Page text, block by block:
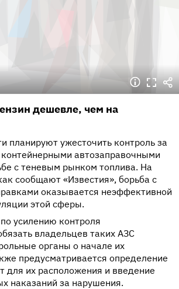
дешевле, чем на
планируют ужесточить контроль за
автозаправочными
с теневым рынком топлива. На
сообщают «Известия», борьба с
оказывается неэффективной
этой сферы.
усилению контроля
владельцев таких АЗС
органы о начале их
предусматривается определение
для их расположения и введение
наказаний за нарушения.